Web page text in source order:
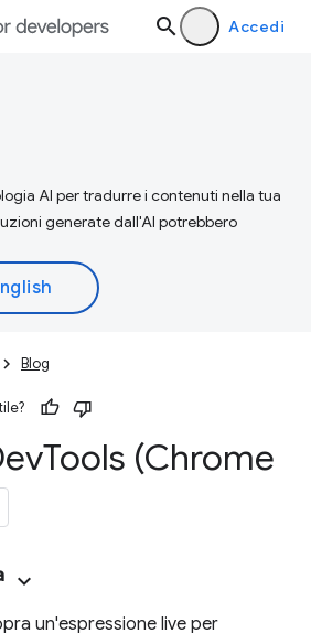
Accedi
AI per tradurre i contenuti nella tua
generate dall'AI potrebbero
Blog
Tools (Chrome
un'espressione live per